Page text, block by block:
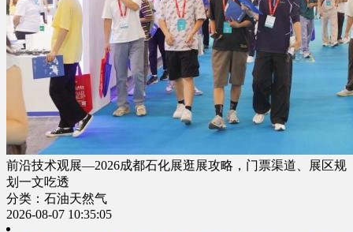
前沿技术观展—2026成都石化展逛展攻略，门票渠道、展区规
划一文吃透
分类：石油天然气
2026-08-07 10:35:05